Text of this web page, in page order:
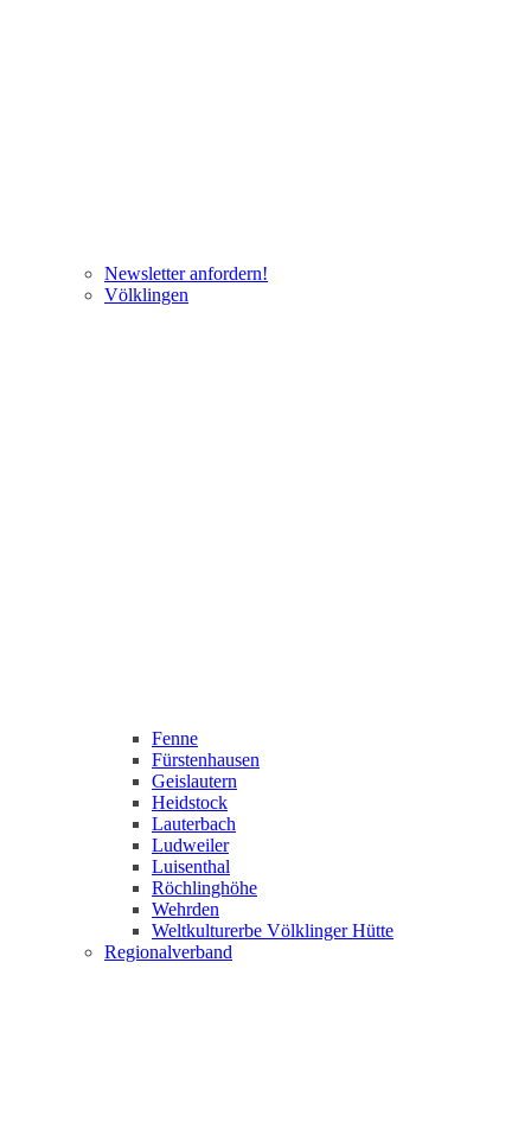
Newsletter anfordern!
Völklingen
Fenne
Fürstenhausen
Geislautern
Heidstock
Lauterbach
Ludweiler
Luisenthal
Röchlinghöhe
Wehrden
Weltkulturerbe Völklinger Hütte
Regionalverband